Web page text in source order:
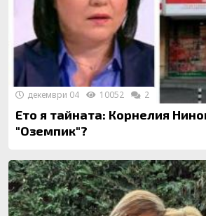
Ето я тайната: Корнелия
"Оземпик"?
декември 04 10052 2